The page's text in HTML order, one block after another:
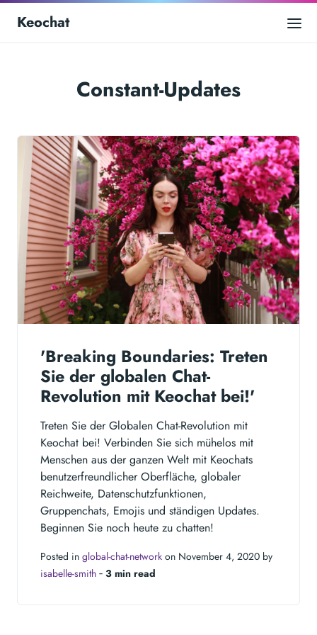
Keochat
Constant-Updates
'Breaking Boundaries: Treten
Sie der globalen Chat-
Revolution mit Keochat bei!'
Treten Sie der Globalen Chat-Revolution mit
Keochat bei! Verbinden Sie sich mühelos mit
Menschen aus der ganzen Welt mit Keochats
benutzerfreundlicher Oberfläche, globaler
Reichweite, Datenschutzfunktionen,
Gruppenchats, Emojis und ständigen Updates.
Beginnen Sie noch heute zu chatten!
Posted in global-chat-network on November 4, 2020 by
isabelle-smith ‐ 3 min read